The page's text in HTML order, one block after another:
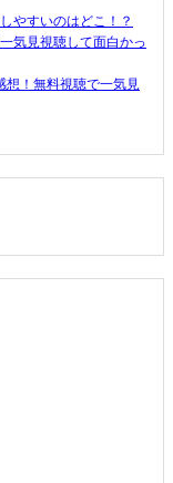
やすいのはどこ！？
気見視聴して面白かっ
想！無料視聴で一気見